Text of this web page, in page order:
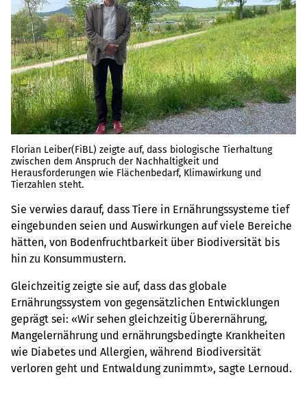
Florian Leiber(FiBL) zeigte auf, dass biologische Tierhaltung
zwischen dem Anspruch der Nachhaltigkeit und
Herausforderungen wie Flächenbedarf, Klimawirkung und
Tierzahlen steht.
Sie verwies darauf, dass Tiere in Ernährungssysteme tief
eingebunden seien und Auswirkungen auf viele Bereiche
hätten, von Bodenfruchtbarkeit über Biodiversität bis
hin zu Konsummustern.
Gleichzeitig zeigte sie auf, dass das globale
Ernährungssystem von gegensätzlichen Entwicklungen
geprägt sei: «Wir sehen gleichzeitig Überernährung,
Mangelernährung und ernährungsbedingte Krankheiten
wie Diabetes und Allergien, während Biodiversität
verloren geht und Entwaldung zunimmt», sagte Lernoud.